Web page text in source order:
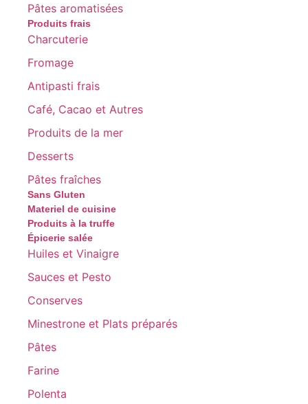
Pâtes aromatisées
Produits frais
Charcuterie
Fromage
Antipasti frais
Café, Cacao et Autres
Produits de la mer
Desserts
Pâtes fraîches
Sans Gluten
Materiel de cuisine
Produits à la truffe
Épicerie salée
Huiles et Vinaigre
Sauces et Pesto
Conserves
Minestrone et Plats préparés
Pâtes
Farine
Polenta